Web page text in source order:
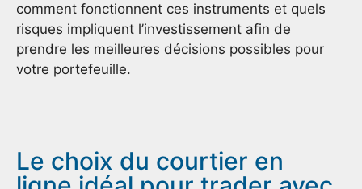
comment fonctionnent ces instruments et quels
risques impliquent l’investissement afin de
prendre les meilleures décisions possibles pour
votre portefeuille.
Le choix du courtier en